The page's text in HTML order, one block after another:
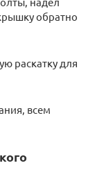
обратно
раскатку для
всем